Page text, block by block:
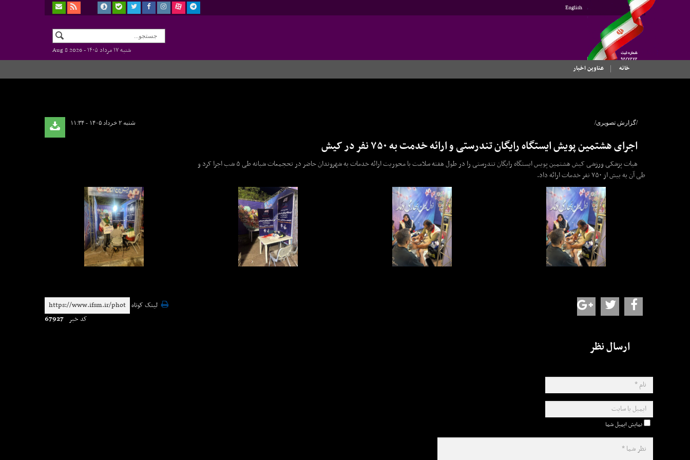
English
شنبه ۱۷ مرداد ۱۴۰۵ -
Aug 8 2026
خانه
عناوین اخبار
شنبه ۲ خرداد ۱۴۰۵ - ۱۱:۳۴ /گزارش تصویری/
اجرای هشتمین پویش ایستگاه رایگان تندرستی و ارائه خدمت به ۷۵۰ نفر در کیش
هیات پزشکی ورزشی کیش هشتمین پویس ایستگاه رایگان تندرستی را در طول هفته سلامت با محوریت ارائه خدمات به شهروندان حاضر در تحجمعات شبانه طی ۵ شب اجرا کرد و
طی آن به بیش از ۷۵۰ نفر خدمات ارائه داد.
لینک کوتاه
کد خبر 67927
ارسال نظر
نمایش ایمیل شما